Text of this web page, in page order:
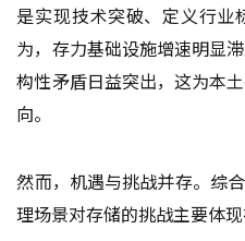
是实现技术突破、定义行业
为，存力基础设施增速明显
构性矛盾日益突出，这为本
向。
然而，机遇与挑战并存。综
理场景对存储的挑战主要体现